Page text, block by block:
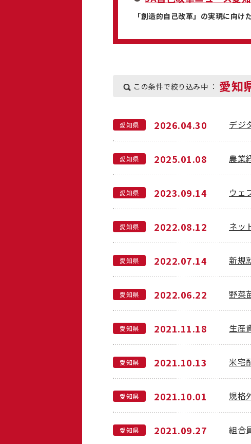
「創造的自己改革」の実現に向け
この条件で絞り込み中 ： 愛知
愛知県 2026.04.30 デジ
愛知県 2025.01.08 農業
愛知県 2023.09.14 ウェ
愛知県 2022.08.12 ネッ
愛知県 2022.07.14 新規
愛知県 2022.06.22 野菜
愛知県 2021.11.18 生産
愛知県 2021.10.13 米宅
愛知県 2021.10.01 規格
愛知県 2021.09.27 組合